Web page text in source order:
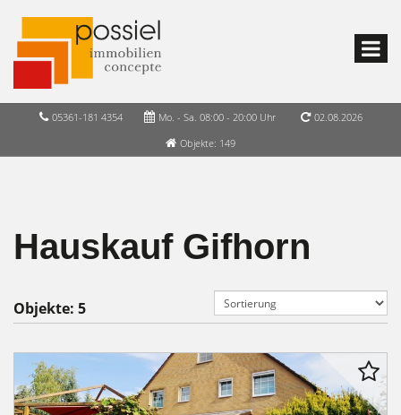
05361-181 4354 Mo. - Sa. 08:00 - 20:00 Uhr
02.08.2026
Objekte: 149
Hauskauf Gifhorn
Objekte: 5